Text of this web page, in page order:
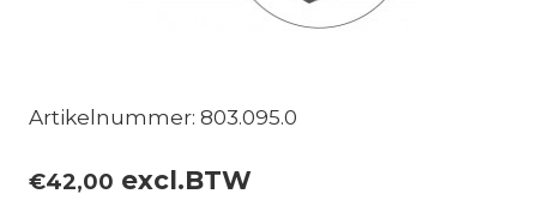
Artikelnummer: 803.095.0
€42,00 excl.BTW